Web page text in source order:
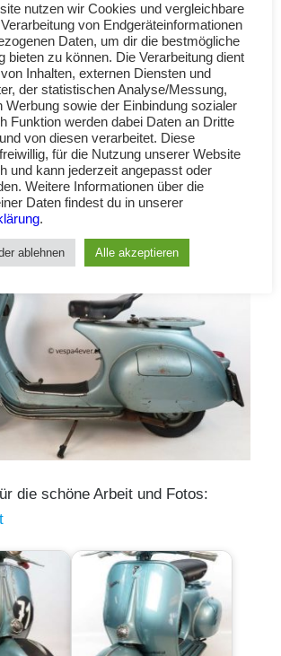
die schöne Arbeit und Fotos:
nutzen wir Cookies und vergleichbare
von Endgeräteinformationen
Daten, um dir die bestmögliche
bieten zu können. Die Verarbeitung dient
Inhalten, externen Diensten und
der statistischen Analyse/Messung,
Werbung sowie der Einbindung sozialer
Funktion werden dabei Daten an Dritte
von diesen verarbeitet. Diese
für die Nutzung unserer Website
und kann jederzeit angepasst oder
Weitere Informationen über die
Daten findest du in unserer
.
ablehnen Alle akzeptieren